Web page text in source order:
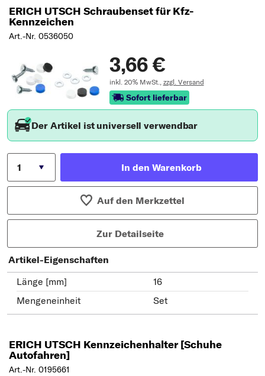
ERICH UTSCH Schraubenset für Kfz-
Kennzeichen
Art.-Nr. 0536050
3,66 €
inkl. 20% MwSt., zzgl. Versand
Sofort lieferbar
Der Artikel ist universell verwendbar
In den Warenkorb
Auf den Merkzettel
Zur Detailseite
Artikel-Eigenschaften
Länge [mm]
16
Mengeneinheit
Set
ERICH UTSCH Kennzeichenhalter [Schuhe
Autofahren]
Art.-Nr. 0195661